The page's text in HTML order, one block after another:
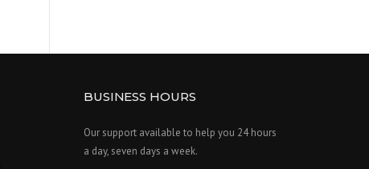
BUSINESS HOURS
Our support available to help you 24 hours
a day, seven days a week.